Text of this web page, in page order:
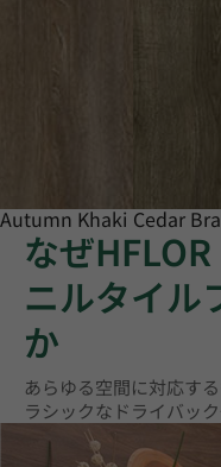
Autumn Khaki Cedar
なぜ
ニルタイル
か
あらゆる空間に対応す
ラシックなドライバック